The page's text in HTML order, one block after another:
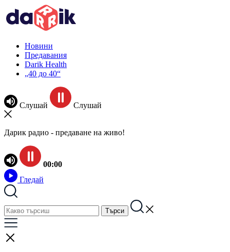
Новини
Предавания
Darik Health
„40 до 40“
Слушай Слушай
Дарик радио - предаване на живо!
00:00
Гледай